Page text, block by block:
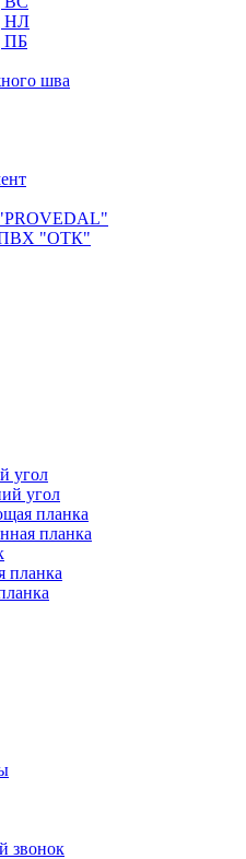
НЛ
ПБ
шва
"PROVEDAL"
ПВХ "ОТК"
угол
угол
планка
планка
планка
звонок